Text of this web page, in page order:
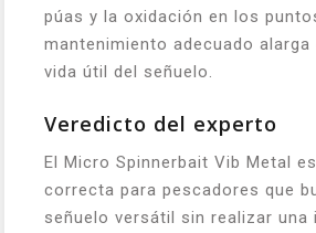
púas y la oxidación en los
mantenimiento adecuado
vida útil del señuelo.
Veredicto del experto
El Micro Spinnerbait Vib Metal
correcta para pescadores que
señuelo versátil sin realizar una